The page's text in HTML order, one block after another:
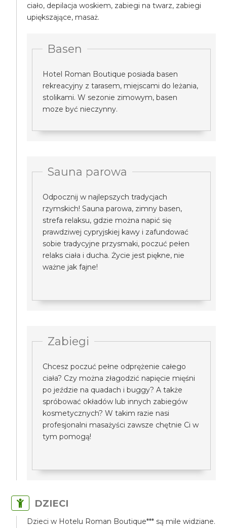
ciało, depilacja woskiem, zabiegi na twarz, zabiegi
upiększające, masaż.
Basen
Hotel Roman Boutique posiada basen
rekreacyjny z tarasem, miejscami do leżania,
stolikami. W sezonie zimowym, basen
moze być nieczynny.
Sauna parowa
Odpocznij w najlepszych tradycjach
rzymskich! Sauna parowa, zimny basen,
strefa relaksu, gdzie można napić się
prawdziwej cypryjskiej kawy i zafundować
sobie tradycyjne przysmaki, poczuć pełen
relaks ciała i ducha. Życie jest piękne, nie
ważne jak fajne!
Zabiegi
Chcesz poczuć pełne odprężenie całego
ciała? Czy można złagodzić napięcie mięśni
po jeździe na quadach i buggy? A także
spróbować okładów lub innych zabiegów
kosmetycznych? W takim razie nasi
profesjonalni masażyści zawsze chętnie Ci w
tym pomogą!
DZIECI
Dzieci w Hotelu Roman Boutique*** są mile widziane.